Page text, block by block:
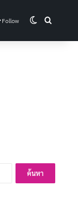
Follow Switch skin
ค้นหา
สำหรับ: